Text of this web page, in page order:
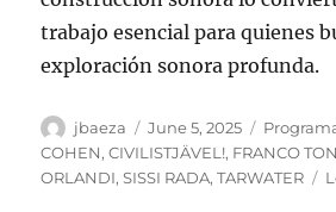
trabajo esencial para quienes
exploración sonora profunda.
Author
jbaeza
Posted
on
June 5, 2025
COHEN,CIVILISTJÄVEL!, FRANCO
ORLANDI,SISSI RADA,TARWATER